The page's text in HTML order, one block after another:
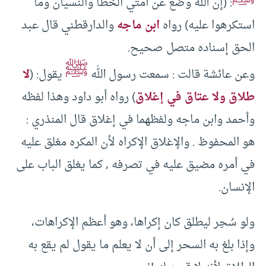
استكرهوا عليه) رواهابن ماجهوالدارقطني قال عبد
الحق إسناده متصل صحيح.
وعن عائشة قالت : سمعت رسول اللهﷺيقول: (لا
طلاق ولا عتاق في إغلاق) رواه أبو داود وهذا لفظه
وأحمد وابن ماجه ولفظهما في إغلاق قال المنذري :
هو المحفوظ . والإغلاق الإكراه لأن المكره مغلق عليه
في أمره مضيق عليه في تصرفه , كما يغلق الباب على
الإنسان.
ولو سُحِر ليطلق كان إكراها، وهو أعظم الإكراهات،
وإذا بلغ به السحر إلى أن لا يعلم ما يقول لم يقع به